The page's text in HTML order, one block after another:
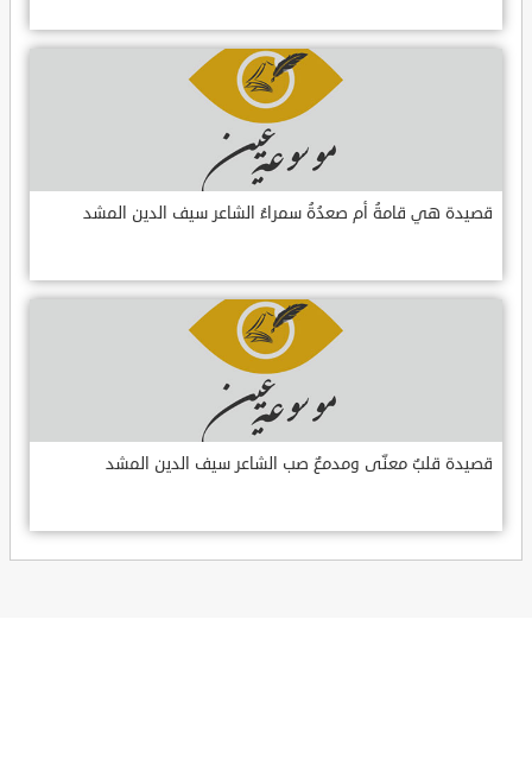
قصيدة هي قامةُ أم صعدُةُ سمراءُ الشاعر سيف الدين المشد
قصيدة قلبٌ معنّى ومدمعٌ صب الشاعر سيف الدين المشد